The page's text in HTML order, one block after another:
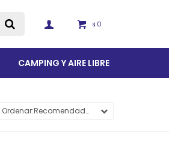
CAMPING Y AIRE LIBRE
$ 0
Recomendados